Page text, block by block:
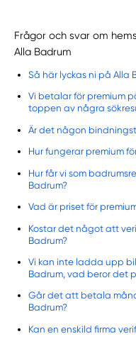
Frågor och svar om
Alla Badrum
Så här lyckas ni på Alla
Vi betalar för premium
toppen av några
Är det någon
Hur fungerar premium
Hur får vi som
Badrum?
Vad är priset för
Kostar det något att
Badrum?
Vi kan inte ladda upp
Badrum, vad beror det
Går det att betala
Badrum?
Kan en enskild firma